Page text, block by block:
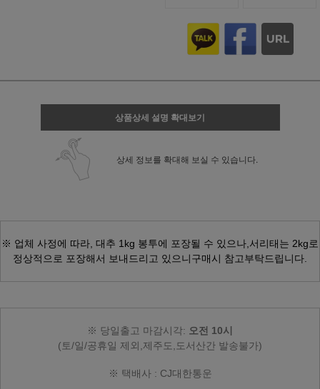
상품상세 설명 확대보기
상세 정보를 확대해 보실 수 있습니다.
※ 업체 사정에 따라, 대추 1kg 봉투에 포장될 수 있으나, 서리태는 2kg로
정상적으로 포장해서 보내드리고 있으니구매시 참고부탁드립니다.
※ 당일출고 마감시각: 오전 10시
(토/일/공휴일 제외,제주도,도서산간 발송불가)
※ 택배사 : CJ대한통운